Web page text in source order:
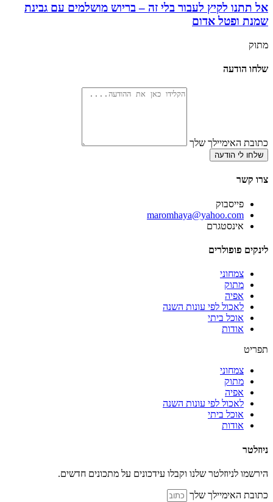
אל תתנו לקיץ לעבור בלי זה – בריוש מושלמים עם גבינת
שמנת ופטל אדום
מתוק
שלחו הודעה
כתובת האימיילך שלך
שלחו לי הודעה
צרו קשר
פייסבוק
‫maromhaya@yahoo.com
אינסטגרם
לינקים פופולרים
צמחוני
מתוק
אפיה
לאכול לפי עונות השנה
אוכל ביתי
אודות
תפריט
צמחוני
מתוק
אפיה
לאכול לפי עונות השנה
אוכל ביתי
אודות
ניוזלטר
הירשמו לניוזלטר שלנו וקבלו עידכונים על מתכונים חדשים.
כתובת האימיילך שלך